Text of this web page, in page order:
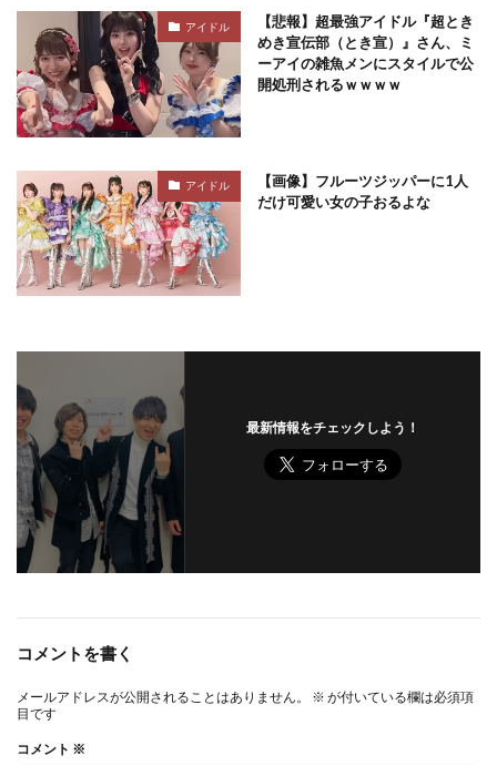
アイドル
【悲報】超最強アイドル『超とき
めき宣伝部（とき宣）』さん、ミ
ーアイの雑魚メンにスタイルで公
開処刑されるｗｗｗｗ
アイドル
【画像】フルーツジッパーに1人
だけ可愛い女の子おるよな
最新情報をチェックしよう！
コメントを書く
メールアドレスが公開されることはありません。 ※ が付いている欄は必須項
目です
コメント ※